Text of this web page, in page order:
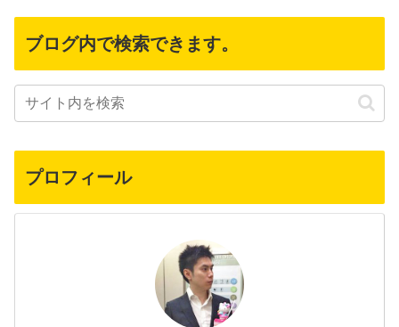
ブログ内で検索できます。
プロフィール